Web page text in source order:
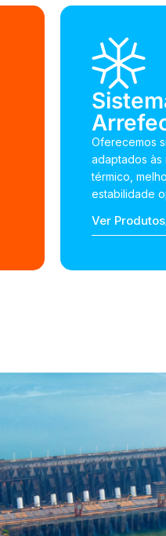
Oferecemos
adaptados
térmico,
estabilidade
Ver Produtos